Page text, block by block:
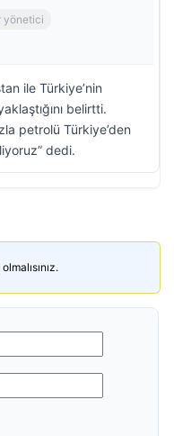
yönetici
ile Türkiye’nin
belirtti.
petrolü Türkiye’den
dedi.